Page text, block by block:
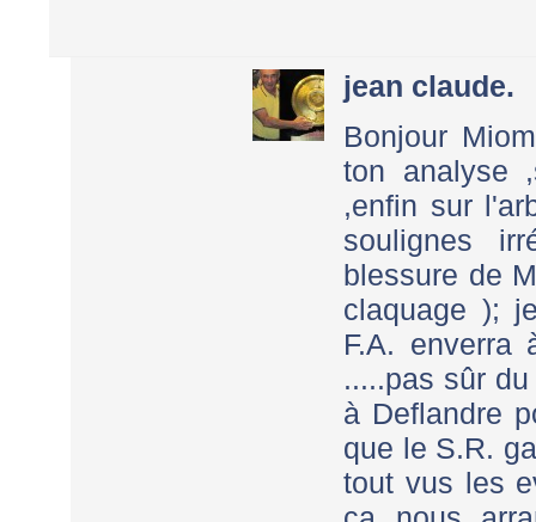
jean claude.
Bonjour
ton analyse
,enfin sur
soulignes
blessure de
claquage );
F.A. enverra
.....pas sûr
à Deflandre
que le S.R.
tout vus les